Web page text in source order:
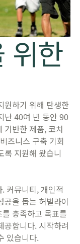
위한
원하기 위해 탄생한
난 40여 년 동안 90
기반한 제품, 코치
즈니스 구축 기회
록 지원해 왔습니
커뮤니티, 개인적
공을 돕는 허벌라이
충족하고 목표를
공합니다. 시작하려
있습니다.